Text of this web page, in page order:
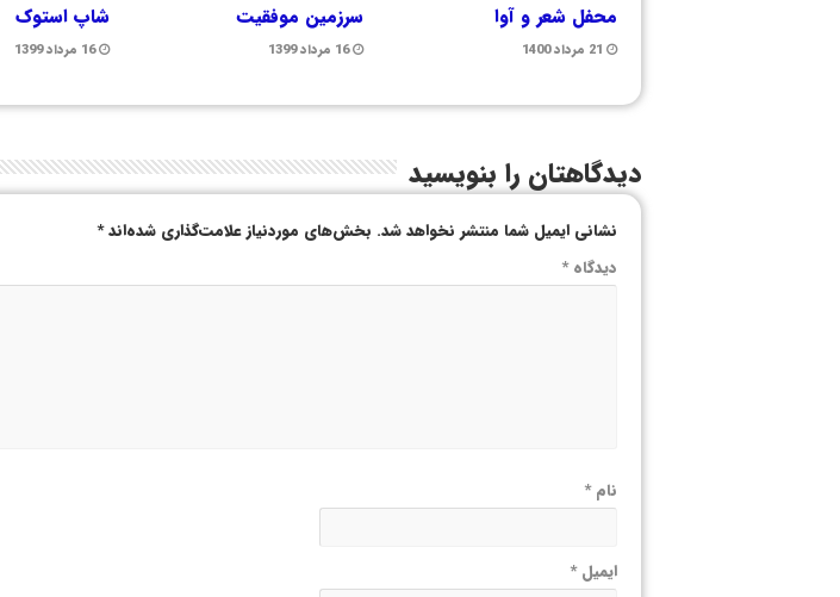
محفل شعر و آوا
21 مرداد 1400
سرزمین موفقیت
16 مرداد 1399
شاپ استوک
16 مرداد 1399
دیدگاهتان را بنویسید
نشانی ایمیل شما منتشر نخواهد شد. بخش‌های موردنیاز علامت‌گذاری شده‌اند*
دیدگاه*
نام*
ایمیل*